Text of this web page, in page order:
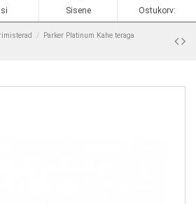
Sisene Ostukorv:
Parker Platinum Kahe teraga